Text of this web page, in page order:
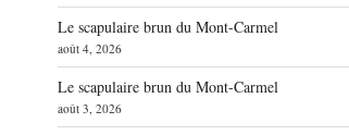
Le scapulaire brun du Mont-Carmel
août 4, 2026
Le scapulaire brun du Mont-Carmel
août 3, 2026